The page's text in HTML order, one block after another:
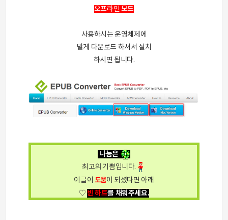
오프라인 모드
사용하시는 운영체제에
맡게 다운로드 하셔서 설치
하시면 됩니다.
나눔은
최고의 기쁨입니다.
이글이 도움이 되셨다면 아래
♡ 빈 하트를 채워주세요.